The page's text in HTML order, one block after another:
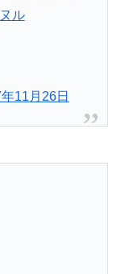
ル
11月26日